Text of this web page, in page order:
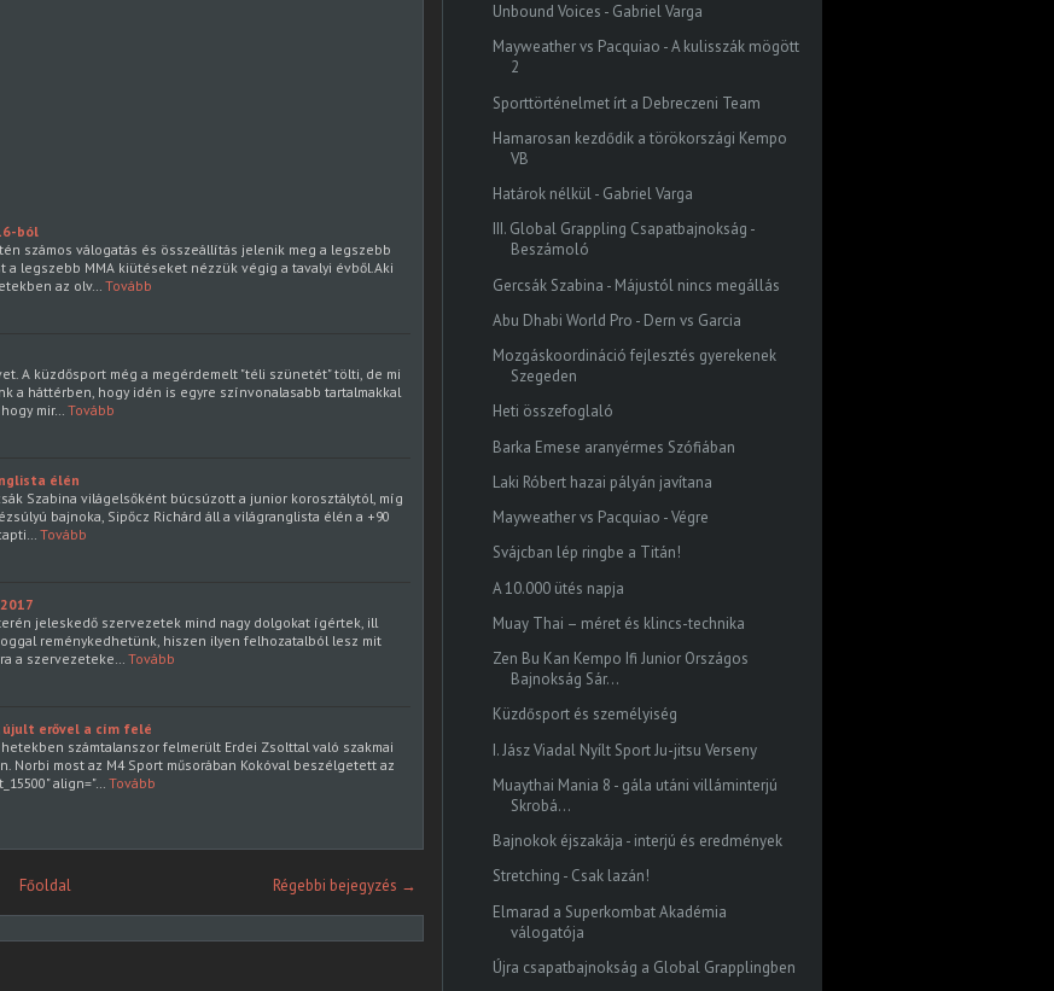
ból
számos válogatás és összeállítás jelenik meg a legszebb
legszebb MMA kiütéseket nézzük végig a tavalyi évből.Aki
az olv…
Tovább
A küzdősport még a megérdemelt "téli szünetét" tölti, de mi
a háttérben, hogy idén is egyre színvonalasabb tartalmakkal
mir…
Tovább
élén
Szabina világelsőként búcsúzott a junior korosztálytól, míg
bajnoka, Sipőcz Richárd áll a világranglista élén a +90
Tovább
jeleskedő szervezetek mind nagy dolgokat ígértek, ill
reménykedhetünk, hiszen ilyen felhozatalból lesz mit
a szervezeteke…
Tovább
újult erővel a cím felé
számtalanszor felmerült Erdei Zsolttal való szakmai
Norbi most az M4 Sport műsorában Kokóval beszélgetett az
align="…
Tovább
Régebbi bejegyzés →
Főoldal
Unbound Voices - Gabriel Varga
Mayweather vs Pacquiao - A kulisszák mögött
2
Sporttörténelmet írt a Debreczeni Team
Hamarosan kezdődik a törökországi Kempo
VB
Határok nélkül - Gabriel Varga
III. Global Grappling Csapatbajnokság -
Beszámoló
Gercsák Szabina - Májustól nincs megállás
Abu Dhabi World Pro - Dern vs Garcia
Mozgáskoordináció fejlesztés gyerekenek
Szegeden
Heti összefoglaló
Barka Emese aranyérmes Szófiában
Laki Róbert hazai pályán javítana
Mayweather vs Pacquiao - Végre
Svájcban lép ringbe a Titán!
A 10.000 ütés napja
Muay Thai – méret és klincs-technika
Zen Bu Kan Kempo Ifi Junior Országos
Bajnokság Sár...
Küzdősport és személyiség
I. Jász Viadal Nyílt Sport Ju-jitsu Verseny
Muaythai Mania 8 - gála utáni villáminterjú
Skrobá...
Bajnokok éjszakája - interjú és eredmények
Stretching - Csak lazán!
Elmarad a Superkombat Akadémia
válogatója
Újra csapatbajnokság a Global Grapplingben